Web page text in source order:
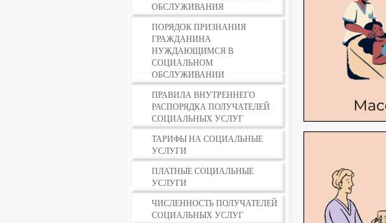
ОБСЛУЖИВАНИЯ
ПОРЯДОК ПРИЗНАНИЯ
ГРАЖДАНИНА
НУЖДАЮЩИМСЯ В
СОЦИАЛЬНОМ
ОБСЛУЖИВАНИИ
ПРАВИЛА ВНУТРЕННЕГО
РАСПОРЯДКА ПОЛУЧАТЕЛЕЙ
СОЦИАЛЬНЫХ УСЛУГ
ТАРИФЫ НА СОЦИАЛЬНЫЕ
УСЛУГИ
ПЛАТНЫЕ СОЦИАЛЬНЫЕ
УСЛУГИ
ЧИСЛЕННОСТЬ ПОЛУЧАТЕЛЕЙ
СОЦИАЛЬНЫХ УСЛУГ